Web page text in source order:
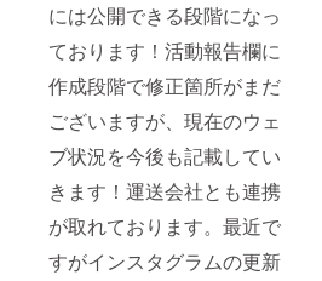
には公開できる段階になっ
ております！活動報告欄に
作成段階で修正箇所がまだ
ございますが、現在のウェ
ブ状況を今後も記載してい
きます！運送会社とも連携
が取れております。最近で
すがインスタグラムの更新